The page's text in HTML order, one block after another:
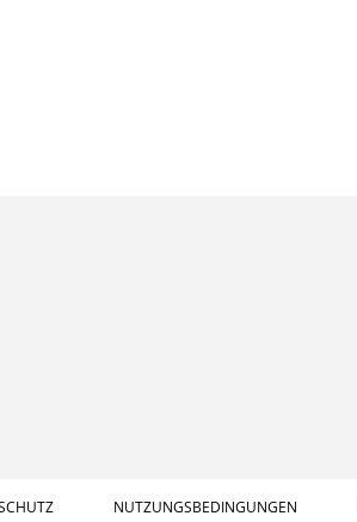
NUTZUNGSBEDINGUNGEN